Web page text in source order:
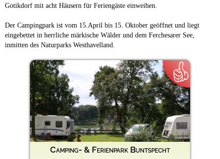
Gotikdorf mit acht Häusern für Feriengäste einweihen.
Der Campingpark ist vom 15.April bis 15. Oktober geöffnet und liegt
eingebettet in herrliche märkische Wälder und dem Ferchesarer See,
inmitten des Naturparks Westhavelland.
Camping- & Ferienpark Buntspecht